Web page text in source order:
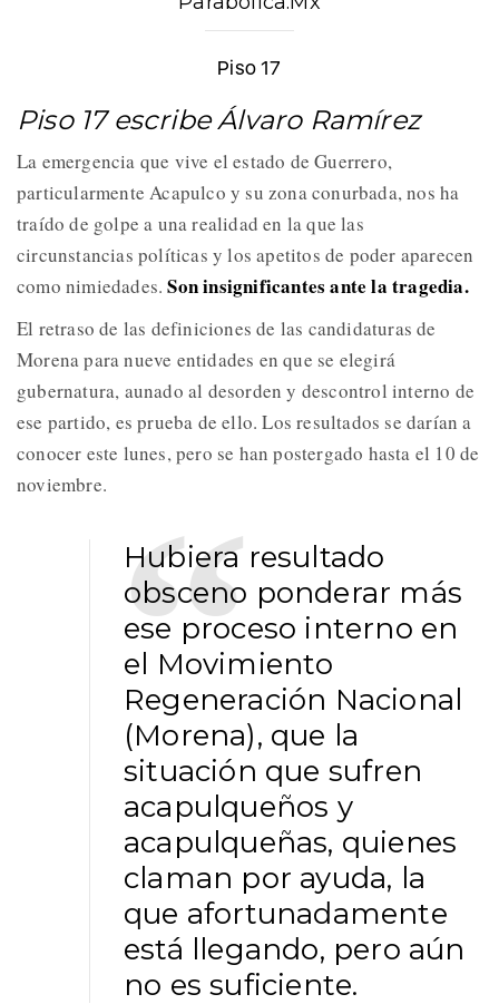
Piso 17
Piso 17 escribe Álvaro Ramírez
La emergencia que vive el estado de Guerrero,
particularmente Acapulco y su zona conurbada, nos ha
traído de golpe a una realidad en la que las
circunstancias políticas y los apetitos de poder aparecen
como nimiedades. Son insignificantes ante la tragedia.
El retraso de las definiciones de las candidaturas de
Morena para nueve entidades en que se elegirá
gubernatura, aunado al desorden y descontrol interno de
ese partido, es prueba de ello. Los resultados se darían a
conocer este lunes, pero se han postergado hasta el 10 de
noviembre.
Hubiera resultado
obsceno ponderar más
ese proceso interno en
el Movimiento
Regeneración Nacional
(Morena), que la
situación que sufren
acapulqueños y
acapulqueñas, quienes
claman por ayuda, la
que afortunadamente
está llegando, pero aún
no es suficiente.